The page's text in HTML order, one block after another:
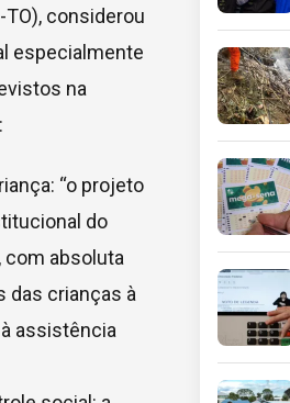
considerou
especialmente
na
“o projeto
do
com absoluta
das crianças à
assistência